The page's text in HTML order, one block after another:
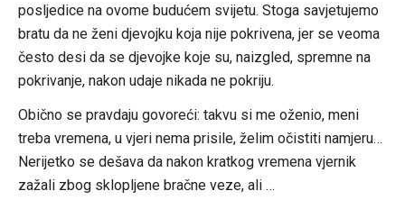
posljedice na ovome budućem svijetu. Stoga savjetujemo
bratu da ne ženi djevojku koja nije pokrivena, jer se veoma
često desi da se djevojke koje su, naizgled, spremne na
pokrivanje, nakon udaje nikada ne pokriju.
Obično se pravdaju govoreći: takvu si me oženio, meni
treba vremena, u vjeri nema prisile, želim očistiti namjeru…
Nerijetko se dešava da nakon kratkog vremena vjernik
zažali zbog sklopljene bračne veze, ali …